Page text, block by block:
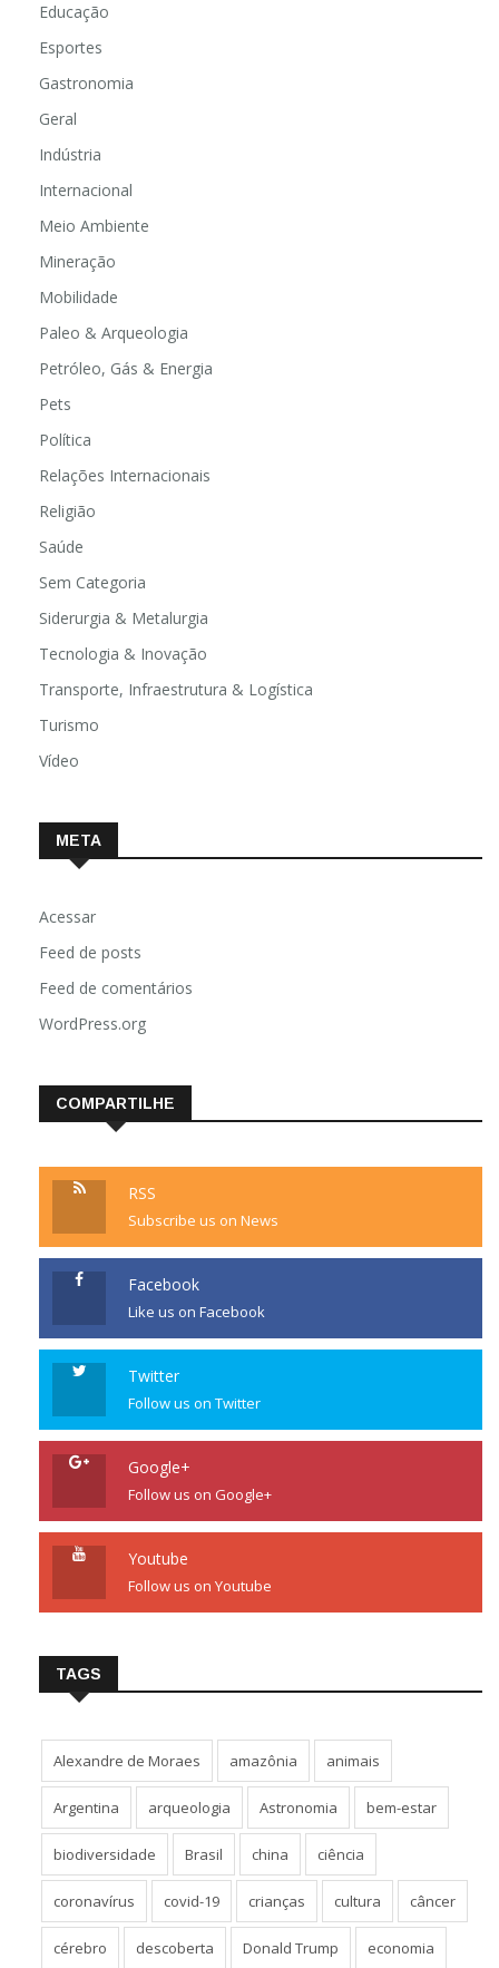
Educação
Esportes
Gastronomia
Geral
Indústria
Internacional
Meio Ambiente
Mineração
Mobilidade
Paleo & Arqueologia
Petróleo, Gás & Energia
Pets
Política
Relações Internacionais
Religião
Saúde
Sem Categoria
Siderurgia & Metalurgia
Tecnologia & Inovação
Transporte, Infraestrutura & Logística
Turismo
Vídeo
META
Acessar
Feed de posts
Feed de comentários
WordPress.org
COMPARTILHE
RSS
Subscribe us on News
Facebook
Like us on Facebook
Twitter
Follow us on Twitter
Google+
Follow us on Google+
Youtube
Follow us on Youtube
TAGS
Alexandre de Moraes amazônia animais
Argentina arqueologia Astronomia bem-estar
biodiversidade Brasil china ciência
coronavírus covid-19 crianças cultura câncer
cérebro descoberta Donald Trump economia